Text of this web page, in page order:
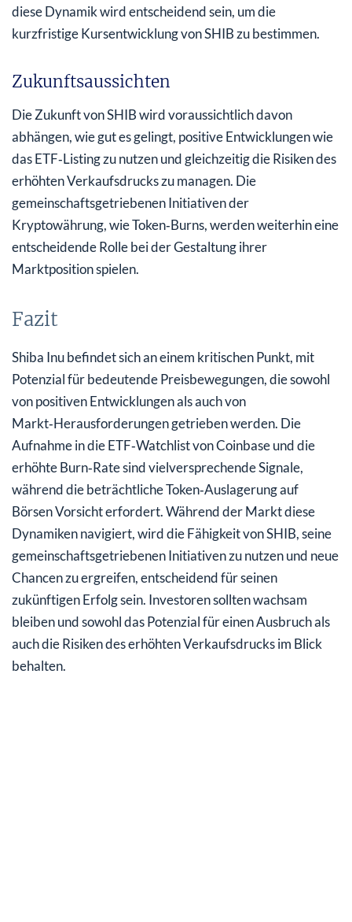
diese Dynamik wird entscheidend sein, um die
kurzfristige Kursentwicklung von SHIB zu bestimmen.
Zukunftsaussichten
Die Zukunft von SHIB wird voraussichtlich davon
abhängen, wie gut es gelingt, positive Entwicklungen wie
das ETF‑Listing zu nutzen und gleichzeitig die Risiken des
erhöhten Verkaufsdrucks zu managen. Die
gemeinschaftsgetriebenen Initiativen der
Kryptowährung, wie Token‑Burns, werden weiterhin eine
entscheidende Rolle bei der Gestaltung ihrer
Marktposition spielen.
Fazit
Shiba Inu befindet sich an einem kritischen Punkt, mit
Potenzial für bedeutende Preisbewegungen, die sowohl
von positiven Entwicklungen als auch von
Markt‑Herausforderungen getrieben werden. Die
Aufnahme in die ETF‑Watchlist von Coinbase und die
erhöhte Burn‑Rate sind vielversprechende Signale,
während die beträchtliche Token‑Auslagerung auf
Börsen Vorsicht erfordert. Während der Markt diese
Dynamiken navigiert, wird die Fähigkeit von SHIB, seine
gemeinschaftsgetriebenen Initiativen zu nutzen und neue
Chancen zu ergreifen, entscheidend für seinen
zukünftigen Erfolg sein. Investoren sollten wachsam
bleiben und sowohl das Potenzial für einen Ausbruch als
auch die Risiken des erhöhten Verkaufsdrucks im Blick
behalten.